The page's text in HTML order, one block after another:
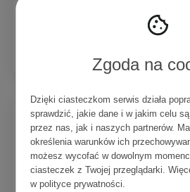
Zgoda na
Dzięki ciasteczkom serwis działa
sprawdzić, jakie dane i w jakim celu
przez nas, jak i naszych partnerów.
określenia warunków ich
możesz wycofać w dowolnym
ciasteczek z Twojej przeglądarki.
w polityce prywatności.
przestać mówić. Dowiedz się, jak
SKŁADY KOSMETYKÓW
PDRN – czym jest i dlaczego
warto mieć go w pielęgnacji?
PDRN to jeden z najgłośniejszych
składników skincare. Sprawdź, jak
działa, dla kogo jest i dlaczego...